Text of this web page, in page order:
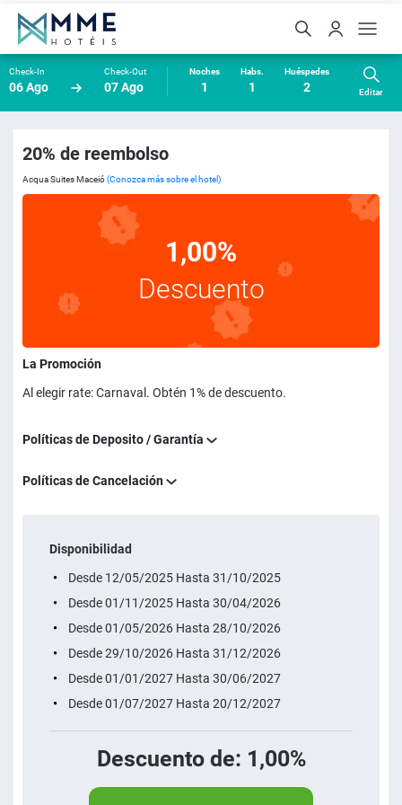
Check-In
06 Ago
Check-Out
07 Ago
Noches
1
Habs.
1
Huéspedes
2 Editar
20% de reembolso
Acqua Suites Maceió(Conozca más sobre el hotel)
1,00%
Descuento
La Promoción
Al elegir rate: Carnaval. Obtén 1% de descuento.
Políticas de Deposito / Garantía
Políticas de Cancelación
Disponibilidad
Desde 12/05/2025 Hasta 31/10/2025
Desde 01/11/2025 Hasta 30/04/2026
Desde 01/05/2026 Hasta 28/10/2026
Desde 29/10/2026 Hasta 31/12/2026
Desde 01/01/2027 Hasta 30/06/2027
Desde 01/07/2027 Hasta 20/12/2027
Descuento de: 1,00%